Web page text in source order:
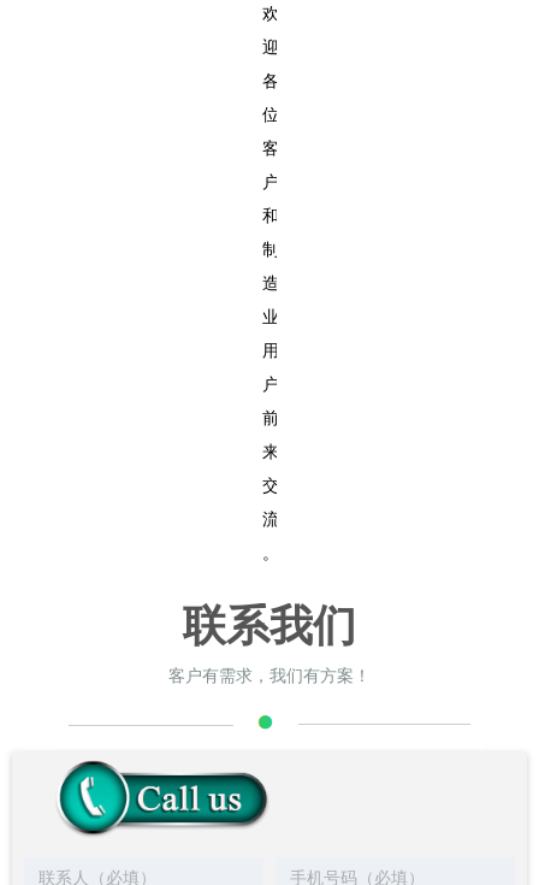
联系我们
客户有需求，我们有方案！
欢
迎
各
位
客
户
和
制
造
业
用
户
前
来
交
流
。